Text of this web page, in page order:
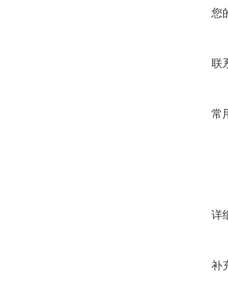
您
联
常
详
补